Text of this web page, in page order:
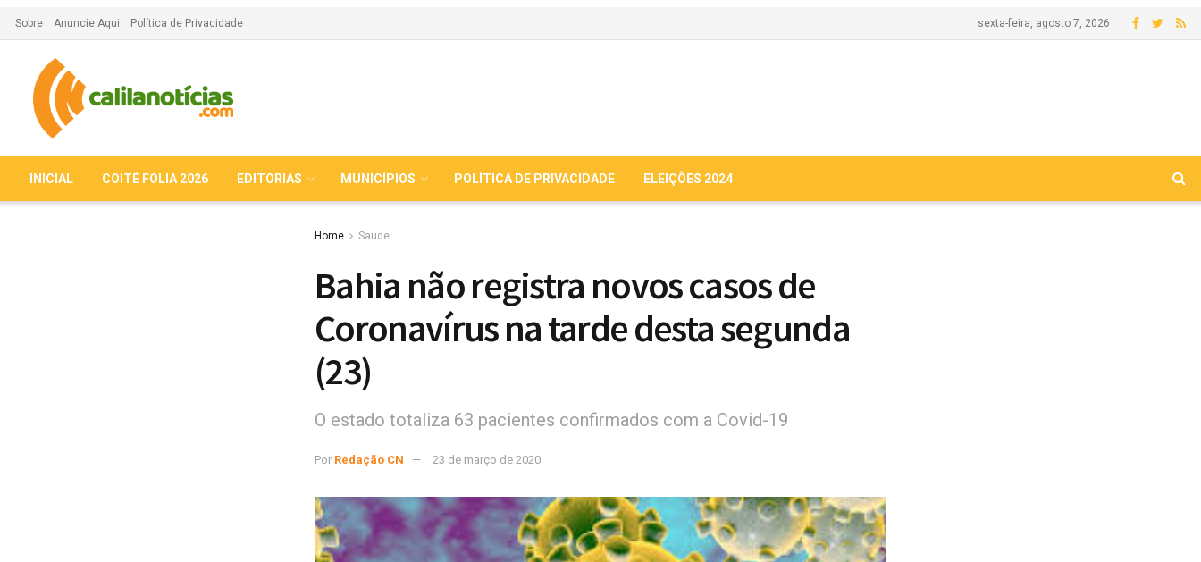
Sobre Anuncie Aqui Política de Privacidade sexta-feira, agosto 7, 2026
INICIAL COITÉ FOLIA 2026 EDITORIAS MUNICÍPIOS POLÍTICA DE PRIVACIDADE ELEIÇÕES 2024
Home Saúde
Bahia não registra novos casos de
Coronavírus na tarde desta segunda
(23)
O estado totaliza 63 pacientes confirmados com a Covid-19
Por Redação CN 23 de março de 2020